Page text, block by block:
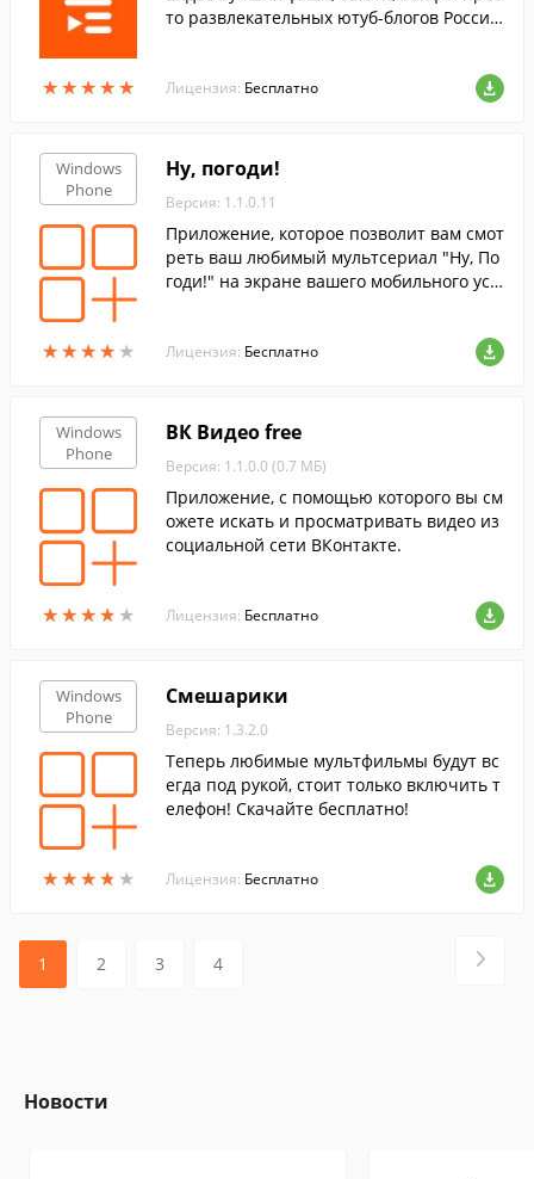
★★★★★
★★★★★
то развлекательных ютуб-блогов России,
Лицензия: Бесплатно
Windows
Phone
★★★★ ★
★★★★ ★
Ну, погоди!
Версия: 1.1.0.11
Приложение, которое позволит вам смот
реть ваш любимый мультсериал "Ну, По
годи!" на экране вашего мобильного уст
Лицензия: Бесплатно
Windows
Phone
★★★★ ★
★★★★ ★
ВК Видео free
Версия: 1.1.0.0 (0.7 МБ)
Приложение, с помощью которого вы см
ожете искать и просматривать видео из
социальной сети ВКонтакте.
Лицензия: Бесплатно
Windows
Phone
★★★★ ★
★★★★ ★
Смешарики
Версия: 1.3.2.0
Теперь любимые мультфильмы будут вс
егда под рукой, стоит только включить т
елефон! Скачайте бесплатно!
Лицензия: Бесплатно
1 2 3 4
Новости